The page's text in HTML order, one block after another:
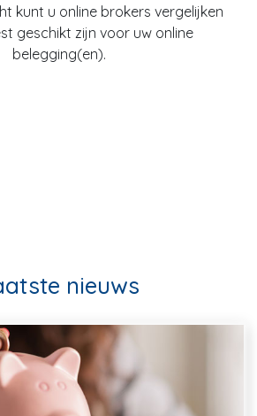
kunt u online brokers vergelijken
geschikt zijn voor uw online
belegging(en).
nieuws